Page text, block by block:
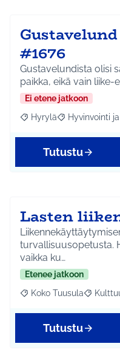
#1676
Gustavelundista olisi
paikka, eikä vain liike-
Ei etene jatkoon
Rajaa tulokset aihepiirin
Hyrylä Rajaa tulokset
Hyvinvointi
Tutustu
Lasten
turvallisuusopetusta.
vaikka ku…
Etenee jatkoon
Rajaa tulokset aihepiirin
Koko Tuusula Rajaa
Tutustu